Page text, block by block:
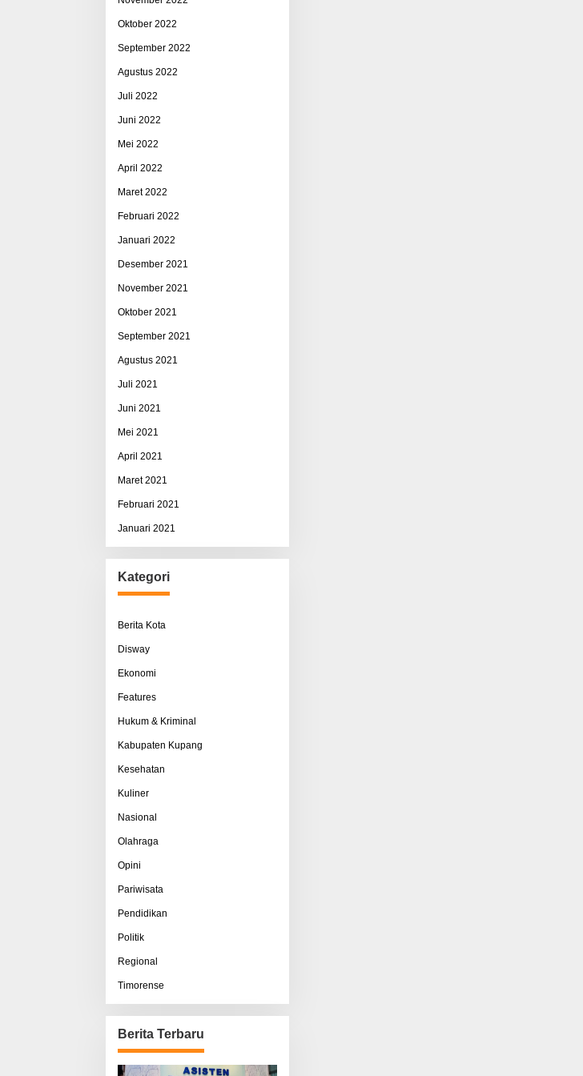
Oktober 2022
September 2022
Agustus 2022
Juli 2022
Juni 2022
Mei 2022
April 2022
Maret 2022
Februari 2022
Januari 2022
Desember 2021
November 2021
Oktober 2021
September 2021
Agustus 2021
Juli 2021
Juni 2021
Mei 2021
April 2021
Maret 2021
Februari 2021
Januari 2021
Kategori
Berita Kota
Disway
Ekonomi
Features
Hukum & Kriminal
Kabupaten Kupang
Kesehatan
Kuliner
Nasional
Olahraga
Opini
Pariwisata
Pendidikan
Politik
Regional
Timorense
Berita Terbaru